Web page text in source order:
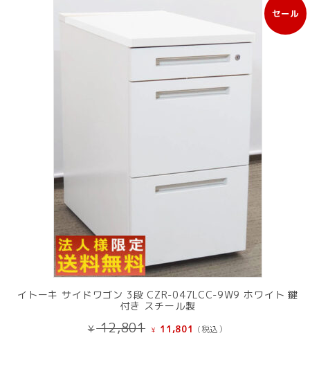
セール
販
売
イトーキ サイドワゴン 3段 CZR-047LCC-9W9 ホワイト 鍵
付き スチール製
¥12,801
元
¥ 11,801 現
(税込）